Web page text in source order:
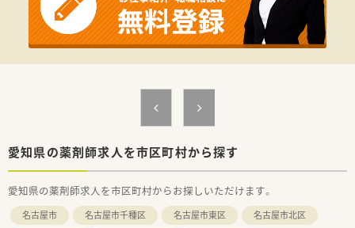
【想定される業務内容】
■医薬品や医療機器の品質・在庫管理、行政による立入検査への
対応をお任せします。
■社内コンプライアンス遵守のため、社員への教育訓練や勉強会
■その他、営業事務的なサポート業務や、各種データの管理・加
工などもお願いします。
■150年以上の歴史を持つ安定企業で、地域医療に深く貢献でき
るやりがいがあります。
性を高められます。
■2年目以降は正社員として、充実した福利厚生のもとで長く安
心して働けます。
愛知県の薬剤師求人を市区町村から探す
愛知県の薬剤師求人を市区町村からお探しいただけます。
名古屋市 名古屋市千種区 名古屋市東区
名古屋市北区